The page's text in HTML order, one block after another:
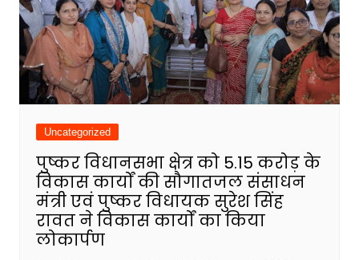
Uncategorized
पुष्कर विधानसभा क्षेत्र को ₹5.15 करोड़ के
विकास कार्यों की सौगातजल संसाधन
मंत्री एवं पुष्कर विधायक सुरेश सिंह
रावत ने विकास कार्यों का किया
लोकार्पण